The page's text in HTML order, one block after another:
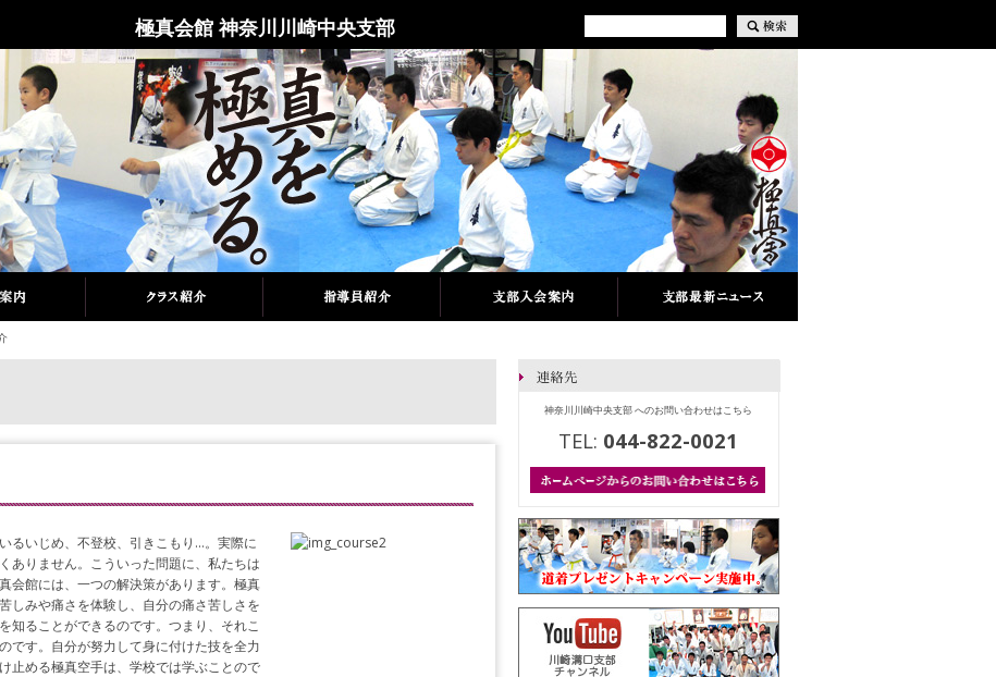
極真会館 神奈川川崎中央支部
るいじめ、不登校、引きこもり…。実際に
ありません。こういった問題に、私たちは
会館には、一つの解決策があります。極真
しみや痛さを体験し、自分の痛さ苦しさを
知ることができるのです。つまり、それこ
です。自分が努力して身に付けた技を全力
止める極真空手は、学校では学ぶことので
神奈川川崎中央支部 へのお問い合わせはこちら
TEL: 044-822-0021